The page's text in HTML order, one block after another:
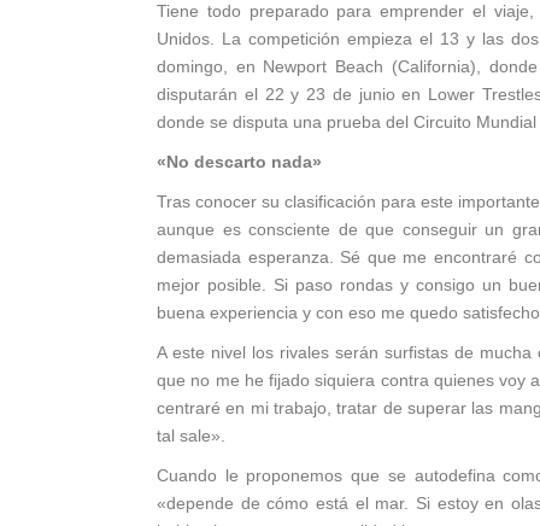
Tiene todo preparado para emprender el
Unidos. La competición empieza el 13 y las
domingo, en Newport Beach (California),
disputarán el 22 y 23 de junio en Lower
donde se disputa una prueba del Circuito
«No descarto nada»
Tras conocer su clasificación para este
aunque es consciente de que conseguir un
demasiada esperanza. Sé que me encontraré
mejor posible. Si paso rondas y consigo un
buena experiencia y con eso me quedo
A este nivel los rivales serán surfistas de
que no me he fijado siquiera contra quienes voy
centraré en mi trabajo, tratar de superar las
tal sale».
Cuando le proponemos que se autodefina
«depende de cómo está el mar. Si estoy en